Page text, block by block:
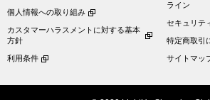
ーブルウェア
個人情報への取り組み
カスタマーハラスメントに対する基本
方針
利用条件
ライン
セキュリテ
特定商取引
サイトマッ